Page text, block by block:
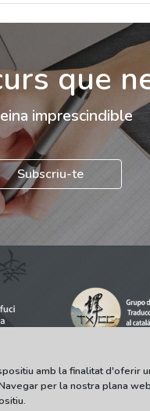
que
imprescindible
Subscriu-te
2022 Universitat Autònoma
amb la finalitat d'oferir
per la nostra plana